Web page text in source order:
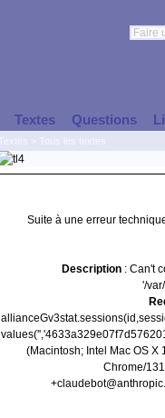
Textes Questions
Suite à une erreur
Description: Can't
'/
(Macintosh; Intel Mac OS X
Chrome/